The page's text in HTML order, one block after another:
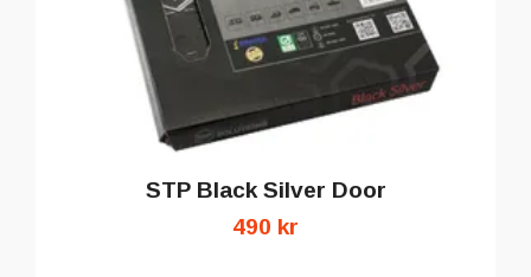
STP Black Silver Door
490 kr